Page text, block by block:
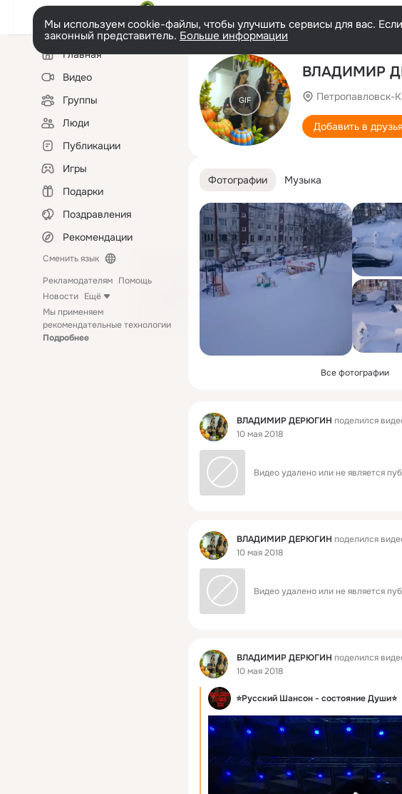
Мы используем cookie-файлы, чтобы улучшить сервисы для вас.
законный представитель. Больше информации
Левая
колонкаГлавная
Видео
Группы
Люди
Публикации
Игры
Подарки
Поздравления
Рекомендации
Сменить язык
Рекламодателям Помощь
Новости Ещё
Мы применяем
рекомендательные технологии
Подробнее
GIF
ВЛАДИМИР
Петропавловск-
Добавить в друзья
Фотографии Музыка
Все фотографии
Фид ВЛАДИМИР ДЕРЮГИН поделился
10 мая 2018
Видео удалено или не является
Фид ВЛАДИМИР ДЕРЮГИН поделился
10 мая 2018
Видео удалено или не является
Фид ВЛАДИМИР ДЕРЮГИН поделился
10 мая 2018
⭐Русский Шансон - состояние Души⭐